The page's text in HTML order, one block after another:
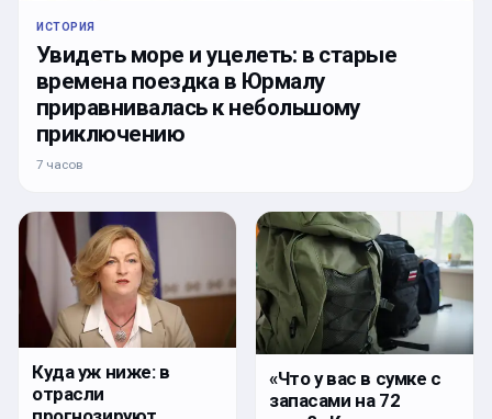
ИСТОРИЯ
Увидеть море и уцелеть: в старые
времена поездка в Юрмалу
приравнивалась к небольшому
приключению
7 часов
Куда уж ниже: в
отрасли
«Что у вас в сумке с
запасами на 72